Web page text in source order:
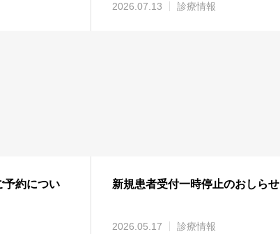
2026.07.13 診療情報
予約につい
新規患者受付一時停止のおしらせ
2026.05.17 診療情報